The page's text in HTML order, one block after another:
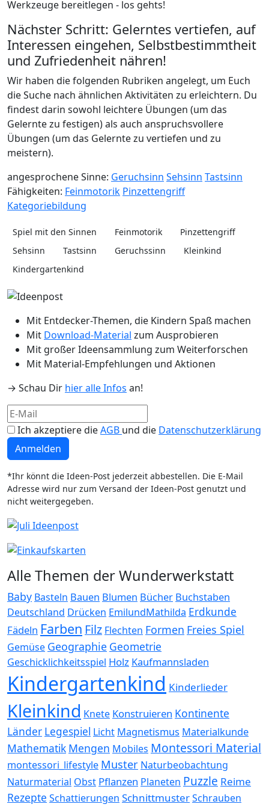
Werkzeuge bereitlegen - los gehts!
Nächster Schritt: Gelerntes vertiefen, auf
Interessen eingehen, Selbstbestimmtheit
und Zufriedenheit nähren!
Wir haben die folgenden Rubriken angelegt, um Euch
die Suche nach ähnlichen Aktivitäten zu erleichtern. Du
findest darin sowohl leichtere Übungen (um das
Gelernte zu festigen) als auch anspruchsvollere
Übungen (um das Gelernte zu vertiefen und zu
meistern).
angesprochene Sinne: Geruchsinn Sehsinn Tastsinn
Fähigkeiten: Feinmotorik Pinzettengriff
Kategoriebildung
Spiel mit den Sinnen Feinmotorik
Pinzettengriff
Sehsinn
Tastsinn Geruchssinn
Kleinkind
Kindergartenkind
Mit Entdecker-Themen, die Kindern Spaß machen
Mit Download-Material zum Ausprobieren
Mit großer Ideensammlung zum Weiterforschen
Mit Material-Empfehlungen und Aktionen
→ Schau Dir hier alle Infos an!
Ich akzeptiere dieAGB und die Datenschutzerklärung
Anmelden
*Ihr könnt die Ideen-Post jederzeit abbestellen. Die E-Mail
Adresse wird nur zum Versand der Ideen-Post genutzt und
nicht weitergegeben.
Alle Themen der Wunderwerkstatt
Baby Basteln Bauen Blumen Bücher Buchstaben
Deutschland Drücken EmilundMathilda Erdkunde
Fädeln Farben Filz Flechten Formen Freies Spiel
Gemüse Geographie Geometrie
Geschicklichkeitsspiel Holz Kaufmannsladen
Kindergartenkind Kinderlieder
Kleinkind Knete Konstruieren Kontinente
Länder Legespiel Licht Magnetismus Materialkunde
Mathematik Mengen Mobiles Montessori Material
montessori_lifestyle Muster Naturbeobachtung
Naturmaterial Obst Pflanzen Planeten Puzzle Reime
Rezepte Schattierungen SchnittmusterSchrauben